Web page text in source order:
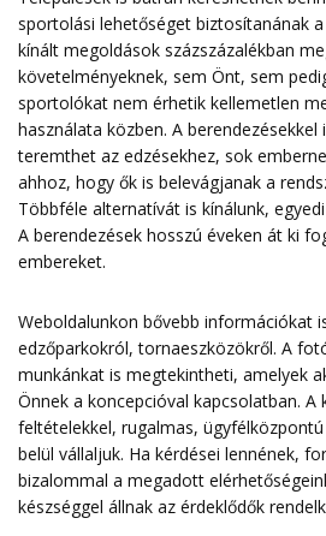
sportolási lehetőséget biztosítanának
kínált megoldások százszázalékban
követelményeknek, sem Önt, sem
sportolókat nem érhetik kellemetlen
használata közben. A
teremthet az edzésekhez, sok
ahhoz, hogy ők is belevágjanak a
Többféle alternatívát is kínálunk,
A berendezések hosszú éveken át ki
embereket.
Weboldalunkon bővebb információkat
edzőparkokról, tornaeszközökről. A
munkánkat is megtekintheti, amelyek
Önnek a koncepcióval kapcsolatban. A
feltételekkel, rugalmas,
belül vállaljuk. Ha kérdései lennének,
bizalommal a megadott
készséggel állnak az érdeklődők